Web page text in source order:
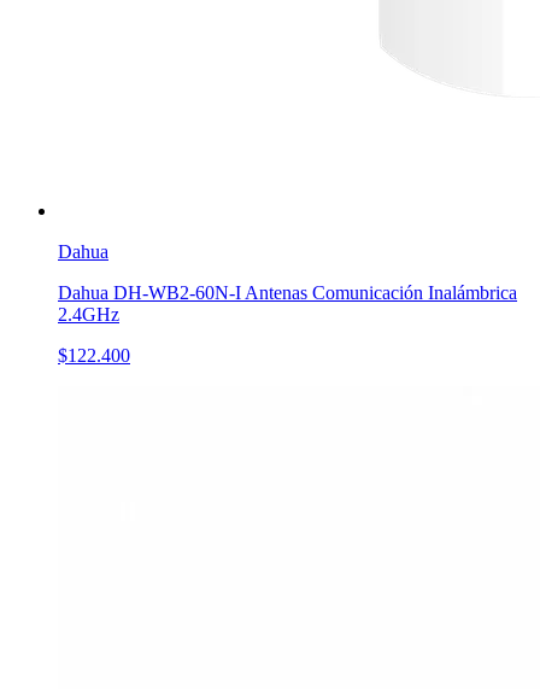
Dahua
Dahua DH-WB2-60N-I Antenas Comunicación Inalámbrica
2.4GHz
$122.400